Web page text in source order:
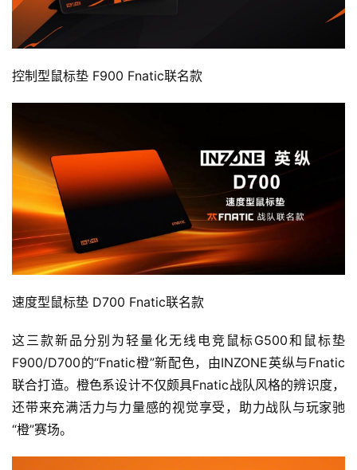
2
第
三
届
茶
奖
7
月
日
游
茶
对
控制型鼠标垫 F900 Fnatic联名款
速度型鼠标垫 D700 Fnatic联名款
这三款新品分别为轻量化无线电竞鼠标G500和鼠标垫
F900/D700的“Fnatic橙”新配色，由INZONE英纵与Fnatic
联合打造。橙色系设计不仅颇具Fnatic战队风格的辨识度，
还带来充满活力与力量感的视觉享受，助力战队与玩家驰
“橙”赛场。